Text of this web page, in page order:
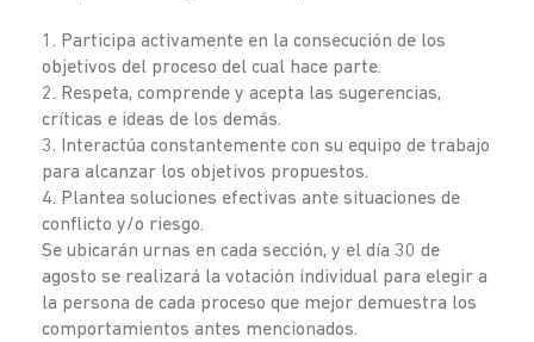
1. Participa activamente en la consecución de los
objetivos del proceso del cual hace parte.
2. Respeta, comprende y acepta las sugerencias,
críticas e ideas de los demás.
3. Interactúa constantemente con su equipo de trabajo
para alcanzar los objetivos propuestos.
4. Plantea soluciones efectivas ante situaciones de
conflicto y/o riesgo.
Se ubicarán urnas en cada sección, y el día 30 de
agosto se realizará la votación individual para elegir a
la persona de cada proceso que mejor demuestra los
comportamientos antes mencionados.